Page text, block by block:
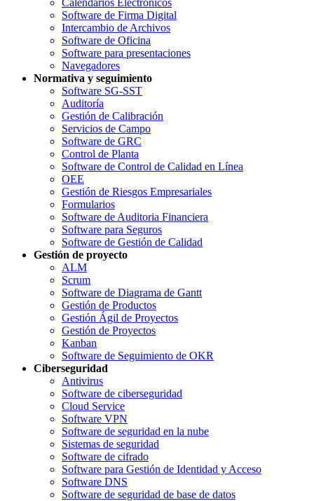
Calendarios Electrónicos
Software de Firma Digital
Intercambio de Archivos
Software de Oficina
Software para presentaciones
Navegadores
Normativa y seguimiento
Software SG-SST
Auditoría
Gestión de Calibración
Servicios de Campo
Software de GRC
Control de Planta
Software de Control de Calidad en Línea
OEE
Gestión de Riesgos Empresariales
Formularios
Software de Auditoria Financiera
Software para Seguros
Software de Gestión de Calidad
Gestión de proyecto
ALM
Scrum
Software de Diagrama de Gantt
Gestión de Productos
Gestión Ágil de Proyectos
Gestión de Proyectos
Kanban
Software de Seguimiento de OKR
Ciberseguridad
Antivirus
Software de ciberseguridad
Cloud Service
Software VPN
Software de seguridad en la nube
Sistemas de seguridad
Software de cifrado
Software para Gestión de Identidad y Acceso
Software DNS
Software de seguridad de base de datos